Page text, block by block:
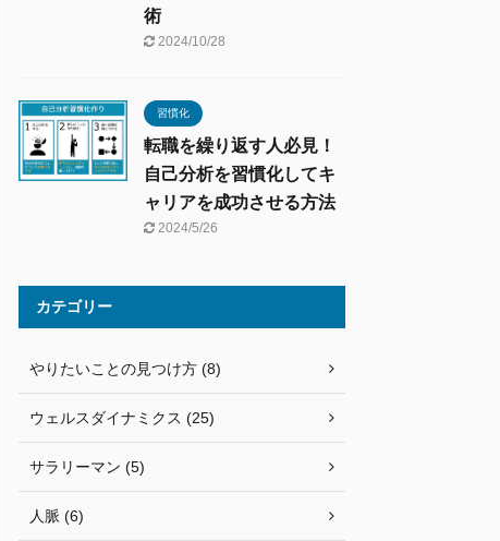
術
2024/10/28
習慣化
転職を繰り返す人必見！
自己分析を習慣化してキ
ャリアを成功させる方法
2024/5/26
カテゴリー
やりたいことの見つけ方 (8)
ウェルスダイナミクス (25)
サラリーマン (5)
人脈 (6)